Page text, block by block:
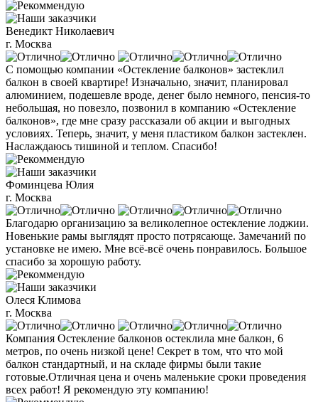
Венедикт Николаевич
г. Москва
С помощью компании «Остекление балконов» застеклил
балкон в своей квартире! Изначально, значит, планировал
алюминием, подешевле вроде, денег было немного, пенсия-то
небольшая, но повезло, позвонил в компанию «Остекление
балконов», где мне сразу рассказали об акции и выгодных
условиях. Теперь, значит, у меня пластиком балкон застеклен.
Наслаждаюсь тишиной и теплом. Спасибо!
Фоминцева Юлия
г. Москва
Благодарю организацию за великолепное остекление лоджии.
Новенькие рамы выглядят просто потрясающе. Замечаний по
установке не имею. Мне всё-всё очень понравилось. Большое
спасибо за хорошую работу.
Олеся Климова
г. Москва
Компания Остекление балконов остеклила мне балкон, 6
метров, по очень низкой цене! Секрет в том, что что мой
балкон стандартный, и на складе фирмы были такие
готовые.Отличная цена и очень маленькие сроки проведения
всех работ! Я рекомендую эту компанию!